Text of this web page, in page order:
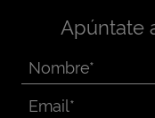
Apúntate